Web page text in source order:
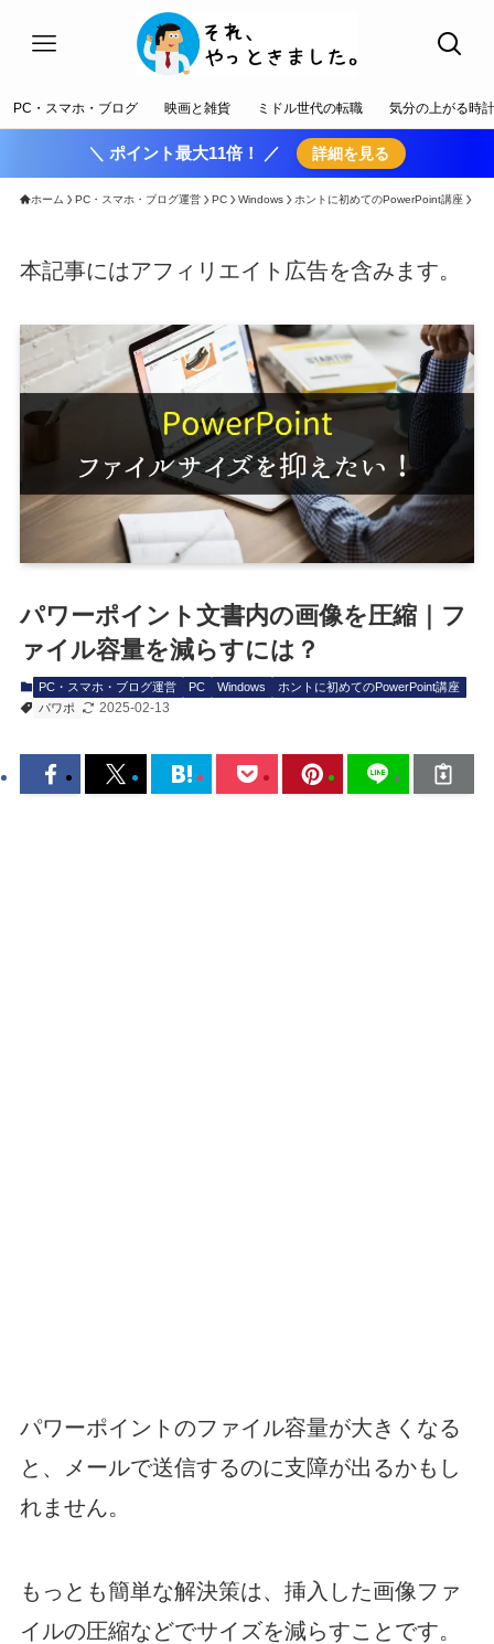
PC・スマホ・ブログ 映画と雑貨 ミドル世代の転職 気分の上がる時計
＼ ポイント最大11倍！ ／ 詳細を見る
ホーム PC・スマホ・ブログ運営 PC Windows ホントに初めてのPowerPoint講座
本記事にはアフィリエイト広告を含みます。
パワーポイント文書内の画像を圧縮｜フ
ァイル容量を減らすには？
PC・スマホ・ブログ運営 PC Windows
ホントに初めてのPowerPoint講座
パワポ
2025-02-13
パワーポイントのファイル容量が大きくなる
と、メールで送信するのに支障が出るかもし
れません。
もっとも簡単な解決策は、挿入した画像ファ
イルの圧縮などでサイズを減らすことです。